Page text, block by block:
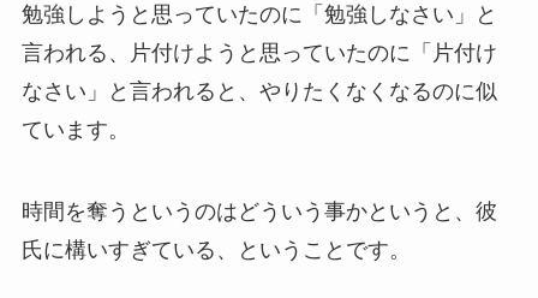
勉強しようと思っていたのに「勉強しなさい」と
言われる、片付けようと思っていたのに「片付け
なさい」と言われると、やりたくなくなるのに似
ています。
時間を奪うというのはどういう事かというと、彼
氏に構いすぎている、ということです。